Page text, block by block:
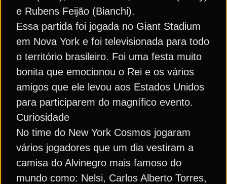
e Rubens Feijão (Bianchi).
Essa partida foi jogada no Giant Stadium
em Nova York e foi televisionada para todo
o território brasileiro. Foi uma festa muito
bonita que emocionou o Rei e os vários
amigos que ele levou aos Estados Unidos
para participarem do magnífico evento.
Curiosidade
No time do New York Cosmos jogaram
vários jogadores que um dia vestiram a
camisa do Alvinegro mais famoso do
mundo como: Nelsi, Carlos Alberto Torres,